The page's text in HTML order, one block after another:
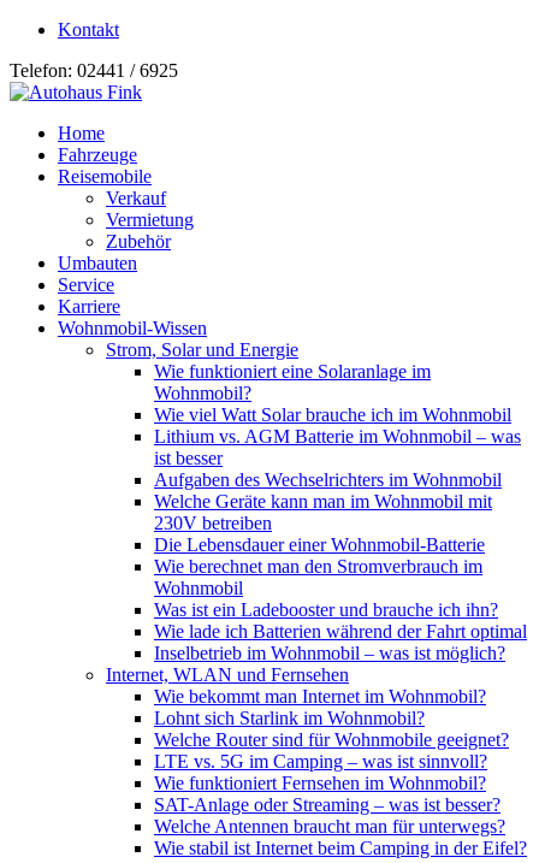
Kontakt
Telefon: 02441 / 6925
Home
Fahrzeuge
Reisemobile
Verkauf
Vermietung
Zubehör
Umbauten
Service
Karriere
Wohnmobil-Wissen
Strom, Solar und Energie
Wie funktioniert eine Solaranlage im
Wohnmobil?
Wie viel Watt Solar brauche ich im Wohnmobil
Lithium vs. AGM Batterie im Wohnmobil – was
ist besser
Aufgaben des Wechselrichters im Wohnmobil
Welche Geräte kann man im Wohnmobil mit
230V betreiben
Die Lebensdauer einer Wohnmobil-Batterie
Wie berechnet man den Stromverbrauch im
Wohnmobil
Was ist ein Ladebooster und brauche ich ihn?
Wie lade ich Batterien während der Fahrt optimal
Inselbetrieb im Wohnmobil – was ist möglich?
Internet, WLAN und Fernsehen
Wie bekommt man Internet im Wohnmobil?
Lohnt sich Starlink im Wohnmobil?
Welche Router sind für Wohnmobile geeignet?
LTE vs. 5G im Camping – was ist sinnvoll?
Wie funktioniert Fernsehen im Wohnmobil?
SAT-Anlage oder Streaming – was ist besser?
Welche Antennen braucht man für unterwegs?
Wie stabil ist Internet beim Camping in der Eifel?